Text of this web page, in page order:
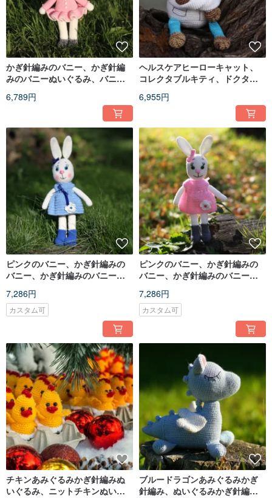
かぎ針編みのバニー、かぎ針編
みのバニーぬいぐるみ、バニー
ぎ針編み
6,789円
ヘルスケアヒーローキャット、
コレクタブルキティ、ドクター
6,955円
ピンクのバニー、かぎ針編みの
バニー、かぎ針編みのバニーぬ
ニットのバニー
7,286円
カスタム可
ピンクのバニー、かぎ針編みの
バニー、かぎ針編みのバニーぬ
ニットのバニー
7,286円
カスタム可
チキンあみぐるみかぎ針編みぬ
いぐるみ、ニットチキンぬいぐ
ブルードラゴンあみぐるみかぎ
針編み、ぬいぐるみかぎ針編